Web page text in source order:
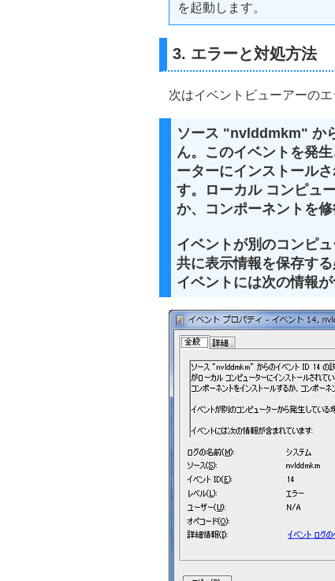
を起動します。
3. エラーと対処方法
次はイベントビューアーの
ソース "nvlddmkm" か
ん。このイベントを発
ーターにインストール
す。ローカル コンピュ
か、コンポーネントを修
イベントが別のコンピ
共に表示情報を保存する
イベントには次の情報